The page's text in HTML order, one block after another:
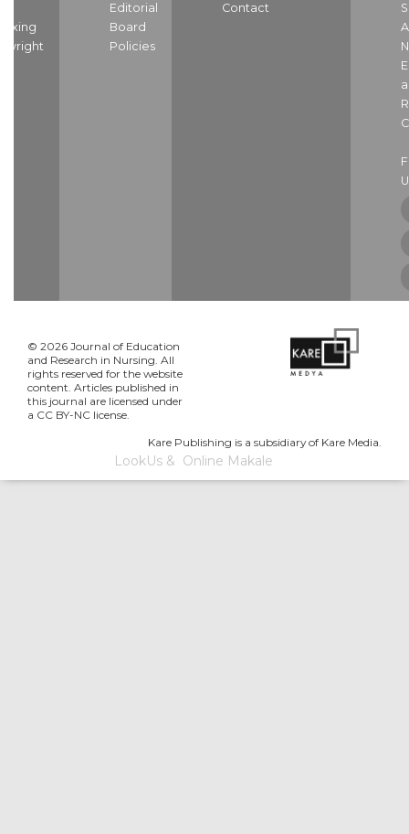
Editorial
Board
Policies
Contact
© 2026 Journal of Education
and Research in Nursing. All
rights reserved for the website
content. Articles published in
this journal are licensed under
a CC BY-NC license.
Kare Publishing is a subsidiary of Kare Media.
LookUs& Online Makale